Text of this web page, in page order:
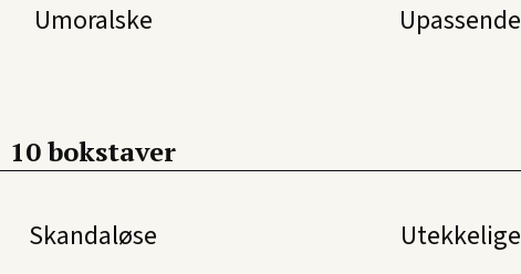
Umoralske
Upassende
10 bokstaver
Skandaløse Utekkelige